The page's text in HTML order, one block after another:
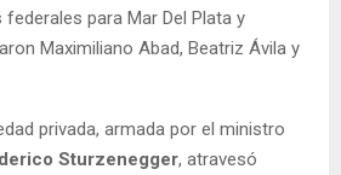
para Mar Del Plata y
Maximiliano Abad, Beatriz Ávila y
privada, armada por el ministro
Sturzenegger, atravesó